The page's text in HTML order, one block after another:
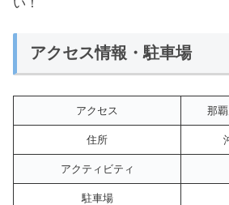
い！
アクセス情報・駐車場
アクセス 那
住所
アクティビティ
駐車場